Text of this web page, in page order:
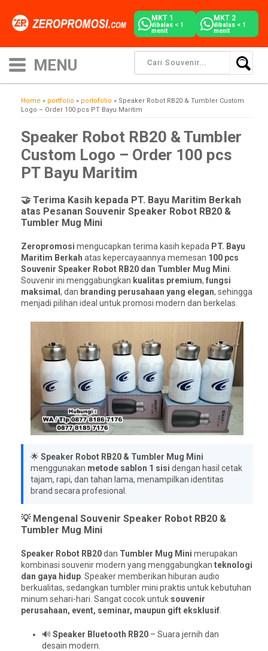
MKT 1
dibalas < 1
menit
MKT 2
dibalas < 1
menit
Home » portfolio » portofolio » Speaker Robot RB20 & Tumbler Custom
Logo – Order 100 pcs PT Bayu Maritim
Speaker Robot RB20 & Tumbler
Custom Logo – Order 100 pcs
PT Bayu Maritim
🤝 Terima Kasih kepada PT. Bayu Maritim Berkah
atas Pesanan Souvenir Speaker Robot RB20 &
Tumbler Mug Mini
Zeropromosi mengucapkan terima kasih kepada PT. Bayu
Maritim Berkah atas kepercayaannya memesan 100 pcs
Souvenir Speaker Robot RB20 dan Tumbler Mug Mini
Souvenir ini menggabungkan kualitas premium, fungsi
maksimal , dan branding perusahaan yang elegan, sehingga
menjadi pilihan ideal untuk promosi modern dan berkelas.
🌟 Speaker Robot RB20 & Tumbler Mug Mini
menggunakan metode sablon 1 sisi dengan hasil cetak
tajam, rapi, dan tahan lama, menampilkan identitas
brand secara profesional.
💡 Mengenal Souvenir Speaker Robot RB20 &
Tumbler Mug Mini
Speaker Robot RB20dan Tumbler Mug Mini merupakan
kombinasi souvenir modern yang menggabungkan teknologi
dan gaya hidup . Speaker memberikan hiburan audio
berkualitas, sedangkan tumbler mini praktis untuk kebutuhan
minum sehari-hari. Sangat cocok untuk souvenir
perusahaan, event, seminar, maupun gift eksklusif
🔊 Speaker Bluetooth RB20 – Suara jernih dan
desain modern.